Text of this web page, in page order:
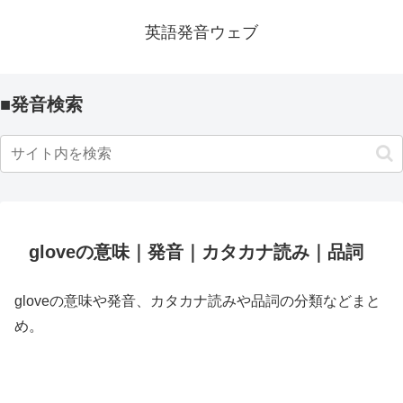
英語発音ウェブ
■発音検索
gloveの意味｜発音｜カタカナ読み｜品詞
gloveの意味や発音、カタカナ読みや品詞の分類などまと
め。